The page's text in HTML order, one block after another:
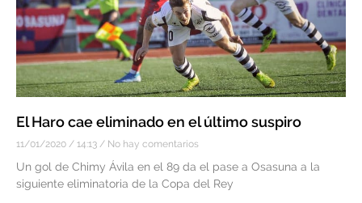
El Haro cae eliminado en el último suspiro
11/01/2020 14:13 No hay comentarios
Un gol de Chimy Ávila en el 89 da el pase a Osasuna a la
siguiente eliminatoria de la Copa del Rey